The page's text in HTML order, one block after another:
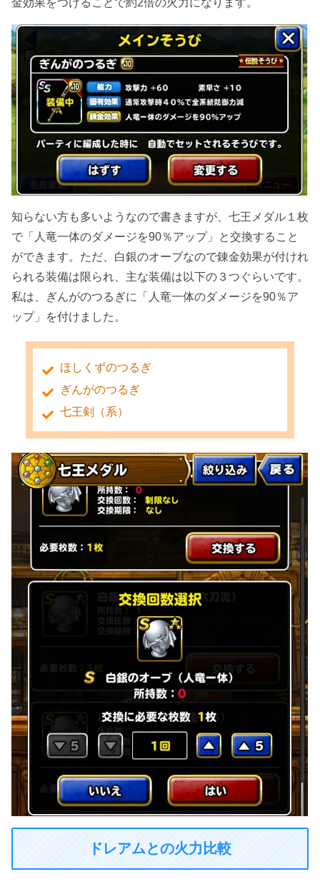
知らない方も多いようなので書きますが、七王メダル１枚
で「人竜一体のダメージを90％アップ」と交換すること
ができます。ただ、白銀のオーブなので錬金効果が付けれ
られる装備は限られ、主な装備は以下の３つぐらいです。
私は、ぎんがのつるぎに「人竜一体のダメージを90％ア
ップ」を付けました。
ほしくずのつるぎ
ぎんがのつるぎ
七王剣（系）
ドレアムとの火力比較